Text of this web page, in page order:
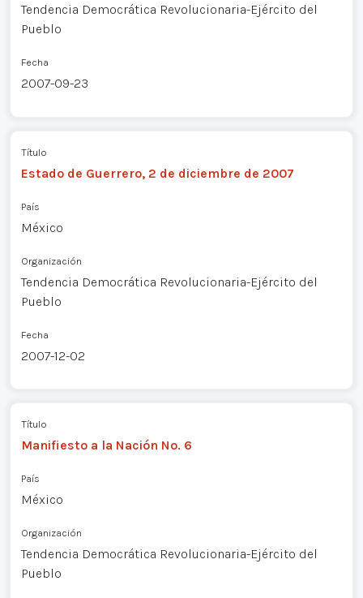
Tendencia Democrática Revolucionaria-Ejército del
Pueblo
Fecha
2007-09-23
Título
Estado de Guerrero, 2 de diciembre de 2007
País
México
Organización
Tendencia Democrática Revolucionaria-Ejército del
Pueblo
Fecha
2007-12-02
Título
Manifiesto a la Nación No. 6
País
México
Organización
Tendencia Democrática Revolucionaria-Ejército del
Pueblo